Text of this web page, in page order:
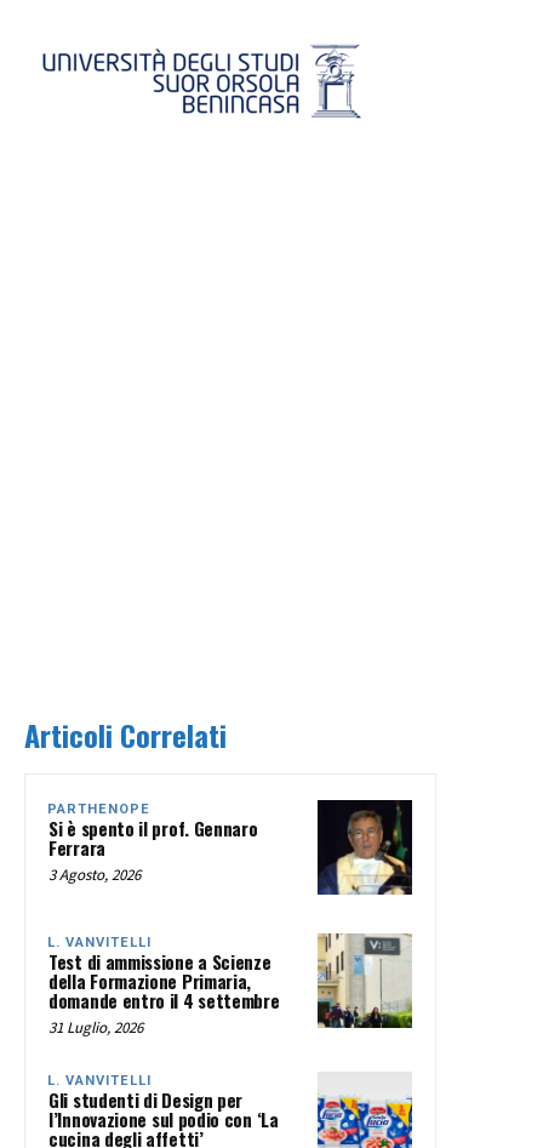
Articoli Correlati
PARTHENOPE
Si è spento il prof. Gennaro
Ferrara
3 Agosto, 2026
L. VANVITELLI
Test di ammissione a Scienze
della Formazione Primaria,
domande entro il 4 settembre
31 Luglio, 2026
L. VANVITELLI
Gli studenti di Design per
l’Innovazione sul podio con ‘La
cucina degli affetti’